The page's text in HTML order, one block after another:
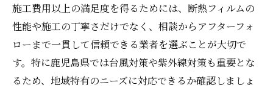
施工費用以上の満足度を得るためには、断熱フィルムの
性能や施工の丁寧さだけでなく、相談からアフターフォ
ローまで一貫して信頼できる業者を選ぶことが大切で
す。特に鹿児島県では台風対策や紫外線対策も重要とな
るため、地域特有のニーズに対応できるか確認しましょ